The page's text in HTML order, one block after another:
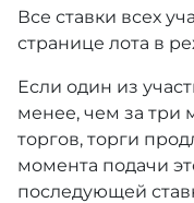
Все ставки всех
странице лота в
Если один из
менее, чем за три
торгов, торги
момента подачи
последующей